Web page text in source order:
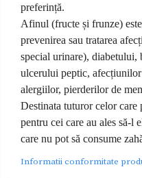
preferință.
Afinul (fructe și frunze)
prevenirea sau tratarea
special urinare), diabetului,
ulcerului peptic,
alergiilor, pierderilor de
Destinata tuturor celor care
pentru cei care au ales să-l
care nu pot să consume
Informatii conformitate